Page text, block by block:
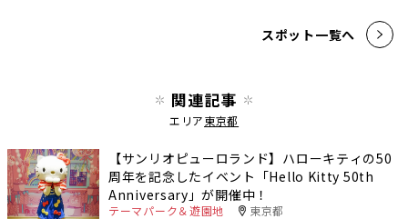
スポット一覧へ
関連記事
エリア東京都
【サンリオピューロランド】ハローキティの50
周年を記念したイベント「Hello Kitty 50th
Anniversary」が開催中！
テーマパーク＆遊園地 東京都